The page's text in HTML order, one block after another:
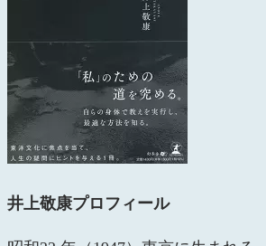
井上敬康プロフィール